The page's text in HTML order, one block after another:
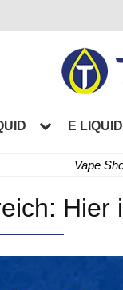
E
Vape
Hier